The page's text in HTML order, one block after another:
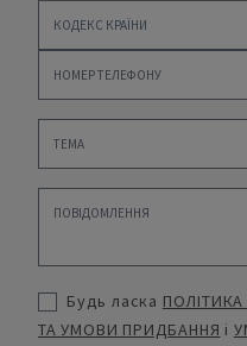
Будь ласка
ТА УМОВИ ПРИДБАННЯ і